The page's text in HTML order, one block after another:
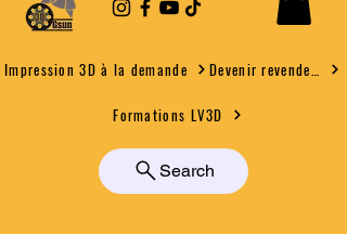
Impression 3D à la demande
Formations LV3D
Search